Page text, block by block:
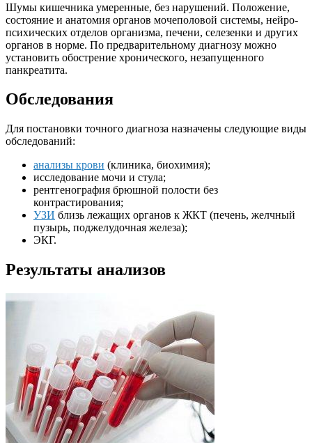
Шумы кишечника умеренные, без нарушений. Положение,
состояние и анатомия органов мочеполовой системы, нейро-
психических отделов организма, печени, селезенки и других
органов в норме. По предварительному диагнозу можно
установить обострение хронического, незапущенного
панкреатита.
Обследования
Для постановки точного диагноза назначены следующие виды
обследований:
анализы крови (клиника, биохимия);
исследование мочи и стула;
рентгенография брюшной полости без
контрастирования;
УЗИ близь лежащих органов к ЖКТ (печень, желчный
пузырь, поджелудочная железа);
ЭКГ.
Результаты анализов